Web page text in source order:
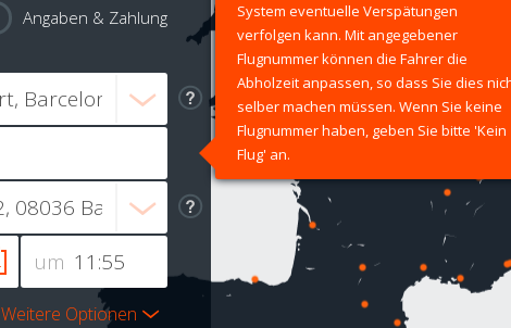
Angaben & Zahlung
System eventuelle Verspätungen
verfolgen kann. Mit angegebener
Flugnummer können die Fahrer die
Abholzeit anpassen, so dass Sie dies
selber machen müssen. Wenn Sie keine
Flugnummer haben, geben Sie bitte 'Kein
Flug' an.
um
Weitere Optionen